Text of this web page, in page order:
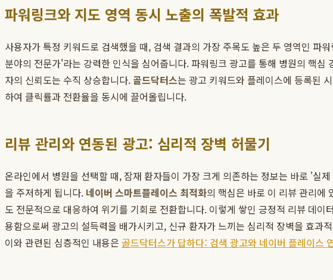
파워링크와 지도 영역 동시 노출의 폭발적 효과
사용자가 특정 키워드로 검색했을 때, 검색 결과의 가장 주목도 높은 두 영역인 파
분야의 전문가'라는 강력한 인식을 심어줍니다. 파워링크 광고를 통해 병원의 핵
자의 신뢰도는 수직 상승합니다. 골드닥터스는 광고 키워드와 플레이스에 등록된
하여 클릭률과 전환율을 동시에 끌어올립니다.
리뷰 관리와 연동된 광고: 심리적 장벽 허물기
온라인에서 병원을 선택할 때, 잠재 환자들이 가장 크게 의존하는 정보는 바로 '실
을 주저하게 됩니다. 네이버 스마트플레이스 최적화의 핵심은 바로 이 리뷰 관리에
도 전문적으로 대응하여 위기를 기회로 전환합니다. 이렇게 쌓인 긍정적 리뷰 데
용함으로써 광고의 설득력을 배가시키고, 신규 환자가 느끼는 심리적 장벽을 효과
이와 관련된 심층적인 내용은 골드닥터스가 답하다: 검색 광고와 네이버 플레이스